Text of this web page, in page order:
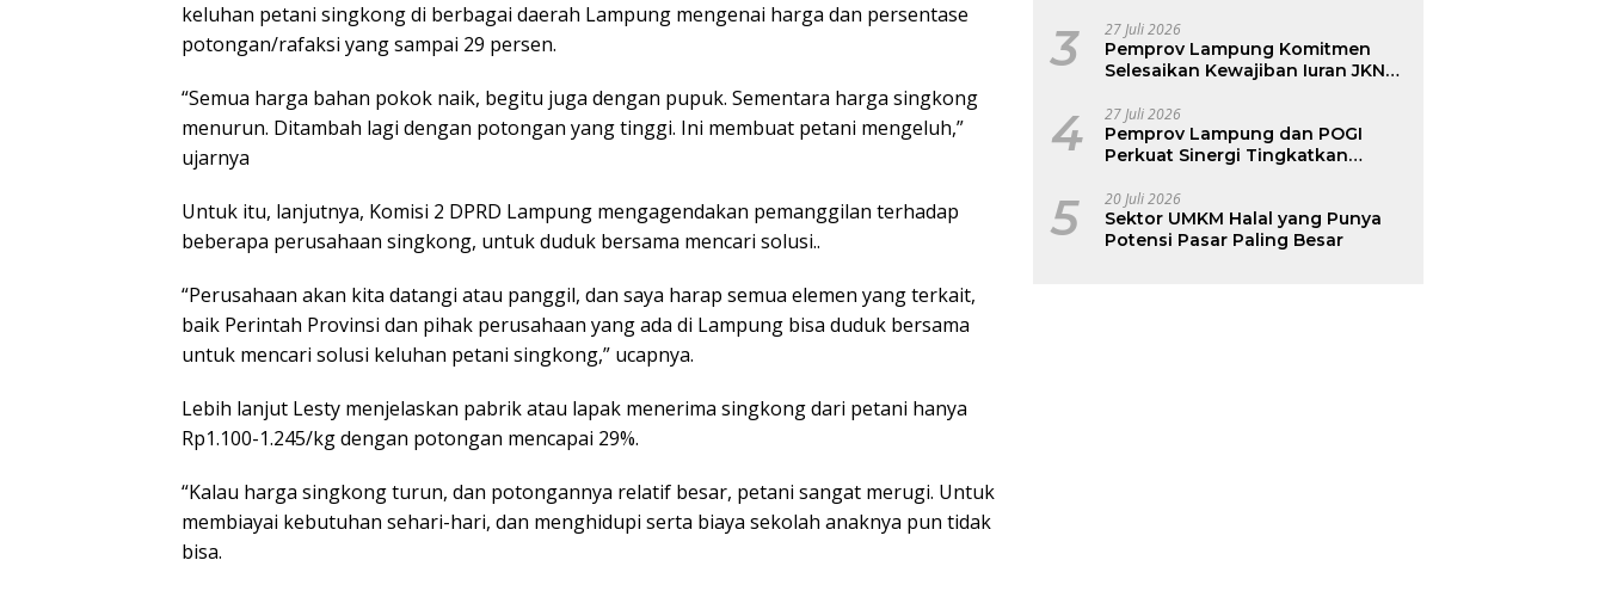
keluhan petani singkong di berbagai daerah Lampung mengenai harga dan persentase
potongan/rafaksi yang sampai 29 persen.
“Semua harga bahan pokok naik, begitu juga dengan pupuk. Sementara harga singkong
menurun. Ditambah lagi dengan potongan yang tinggi. Ini membuat petani mengeluh,”
ujarnya
Untuk itu, lanjutnya, Komisi 2 DPRD Lampung mengagendakan pemanggilan terhadap
beberapa perusahaan singkong, untuk duduk bersama mencari solusi..
“Perusahaan akan kita datangi atau panggil, dan saya harap semua elemen yang terkait,
baik Perintah Provinsi dan pihak perusahaan yang ada di Lampung bisa duduk bersama
untuk mencari solusi keluhan petani singkong,” ucapnya.
Lebih lanjut Lesty menjelaskan pabrik atau lapak menerima singkong dari petani hanya
Rp1.100-1.245/kg dengan potongan mencapai 29%.
“Kalau harga singkong turun, dan potongannya relatif besar, petani sangat merugi. Untuk
membiayai kebutuhan sehari-hari, dan menghidupi serta biaya sekolah anaknya pun tidak
bisa.
3 27 Juli 2026
Pemprov Lampung Komitmen
Selesaikan Kewajiban Iuran JKN
Kepesertaan BPJS Kesehatan
4 27 Juli 2026
Pemprov Lampung dan POGI
Perkuat Sinergi Tingkatkan
5 20 Juli 2026
Sektor UMKM Halal yang Punya
Potensi Pasar Paling Besar